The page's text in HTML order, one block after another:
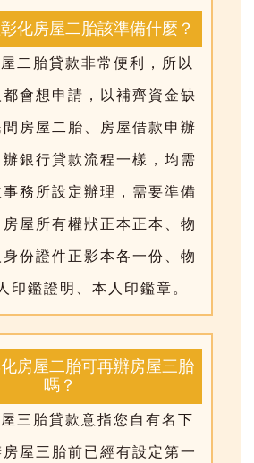
化房屋二胎該準備什麼？
二胎貸款非常便利，所以
會想申請，以補齊資金缺
房屋二胎、房屋借款申辦
銀行貸款流程一樣，均需
務所設定辦理，需要準備
屋所有權狀正本正本、物
份證件正影本各一份、物
印鑑證明、本人印鑑章。
房屋二胎可再辦房屋三胎
嗎？
三胎貸款意指您自有名下
屋三胎前已經有設定第一